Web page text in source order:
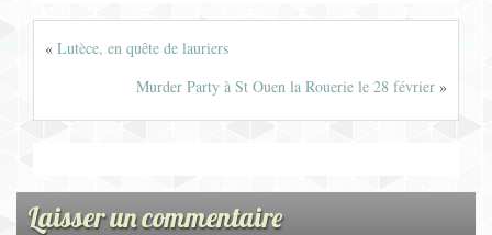
« Lutèce, en quête de lauriers
Murder Party à St Ouen la Rouerie le 28 février »
Laisser un commentaire